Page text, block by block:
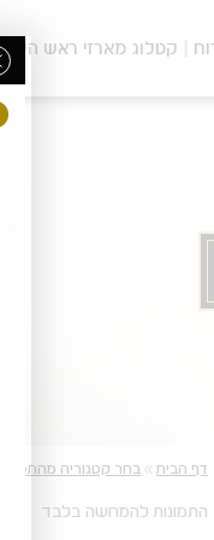
קטלוג מארזי ראש
דף הבית » בחר קטגוריה מהתפריט
התמונות להמחשה בלבד